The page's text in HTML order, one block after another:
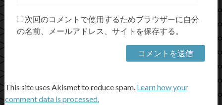
次回のコメントで使用するためブラウザーに自分
の名前、メールアドレス、サイトを保存する。
This site uses Akismet to reduce spam. Learn how your
comment data is processed.